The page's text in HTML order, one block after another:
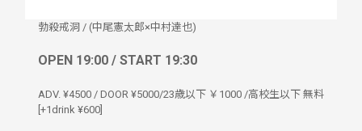
勃殺戒洞 / (中尾憲太郎×中村達也)
OPEN 19:00 / START 19:30
ADV. ¥4500 / DOOR ¥5000/23歳以下 ￥1000 /高校生以下 無料
[+1drink ¥600]